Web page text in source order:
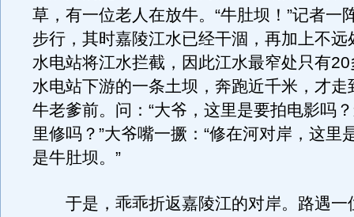
草，有一位老人在放牛。“牛肚坝！”记者一
步行，其时嘉陵江水已经干涸，再加上不远
水电站将江水拦截，因此江水最窄处只有
水电站下游的一条土坝，奔跑近千米，才走
牛老爹前。问：“大爷，这里是要拍电影吗
里修吗？”大爷嘴一撅：“修在河对岸，这里
是牛肚坝。”
于是，乖乖折返嘉陵江的对岸。路遇一